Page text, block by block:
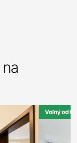
Volný od